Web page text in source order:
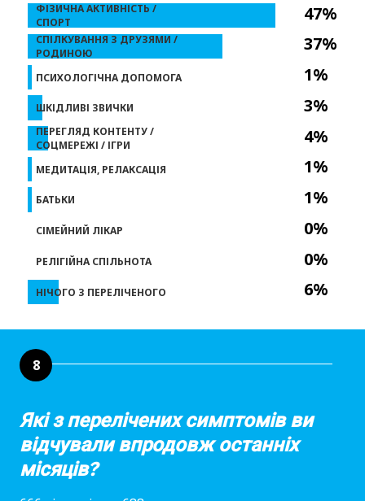
47%
37%
1%
3%
4%
1%
1%
0%
0%
6%
ФІЗИЧНА АКТИВНІСТЬ /
СПОРТ
СПІЛКУВАННЯ З ДРУЗЯМИ /
РОДИНОЮ
ПСИХОЛОГІЧНА ДОПОМОГА
ШКІДЛИВІ ЗВИЧКИ
ПЕРЕГЛЯД КОНТЕНТУ /
СОЦМЕРЕЖІ / ІГРИ
МЕДИТАЦІЯ, РЕЛАКСАЦІЯ
БАТЬКИ
СІМЕЙНИЙ ЛІКАР
РЕЛІГІЙНА СПІЛЬНОТА
НІЧОГО З ПЕРЕЛІЧЕНОГО
8
Які з перелічених симптомів ви
відчували впродовж останніх
місяців?